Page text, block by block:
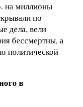
на миллионы
по
дела, вели
бессмертны, а
политической
в